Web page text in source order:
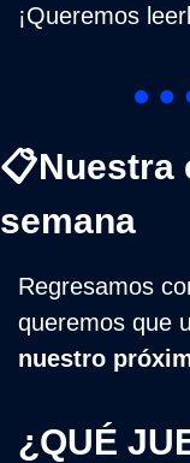
¡Queremos
📋Nuestra
semana
Regresamos
nuestro
¿QUÉ